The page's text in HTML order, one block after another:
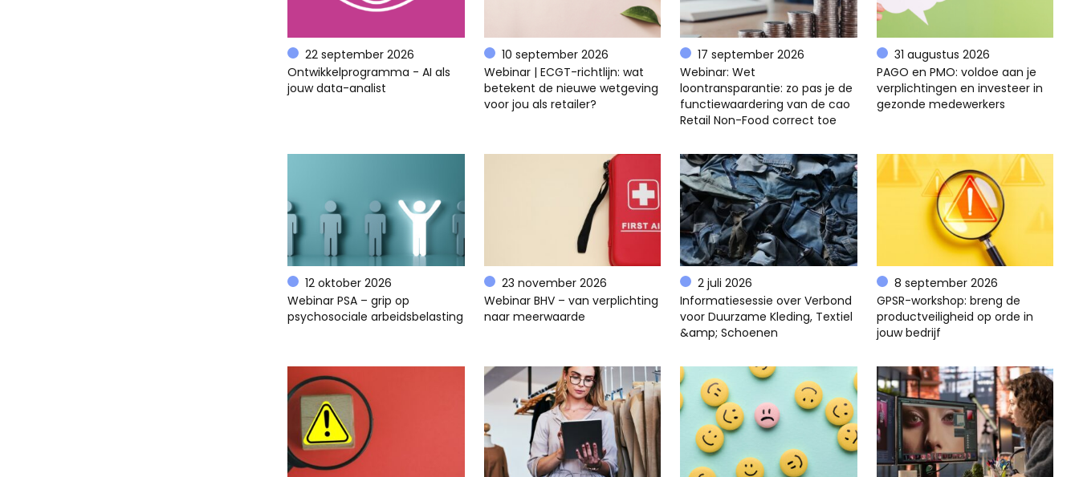
22 september 2026
Ontwikkelprogramma - AI als
jouw data-analist
10 september 2026
Webinar | ECGT-richtlijn: wat
betekent de nieuwe wetgeving
voor jou als retailer?
17 september 2026
Webinar: Wet
loontransparantie: zo pas je de
functiewaardering van de cao
Retail Non-Food correct toe
31 augustus 2026
PAGO en PMO: voldoe aan je
verplichtingen en investeer in
gezonde medewerkers
12 oktober 2026
Webinar PSA – grip op
psychosociale arbeidsbelasting
23 november 2026
Webinar BHV – van verplichting
naar meerwaarde
2 juli 2026
Informatiesessie over Verbond
voor Duurzame Kleding, Textiel
&amp; Schoenen
8 september 2026
GPSR-workshop: breng de
productveiligheid op orde in
jouw bedrijf